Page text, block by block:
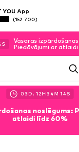
YOU App
(152 700)
S
Vasaras
Piedāvājumi ar
03D. 12H 34M 12 S
noslēgums:
atlaidi līdz 60%